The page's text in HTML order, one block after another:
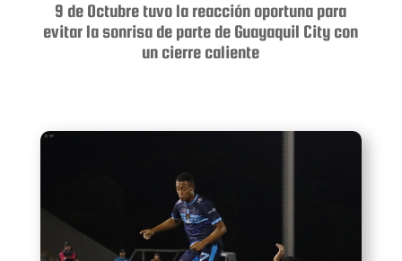
9 de Octubre tuvo la reacción oportuna para
evitar la sonrisa de parte de Guayaquil City con
un cierre caliente